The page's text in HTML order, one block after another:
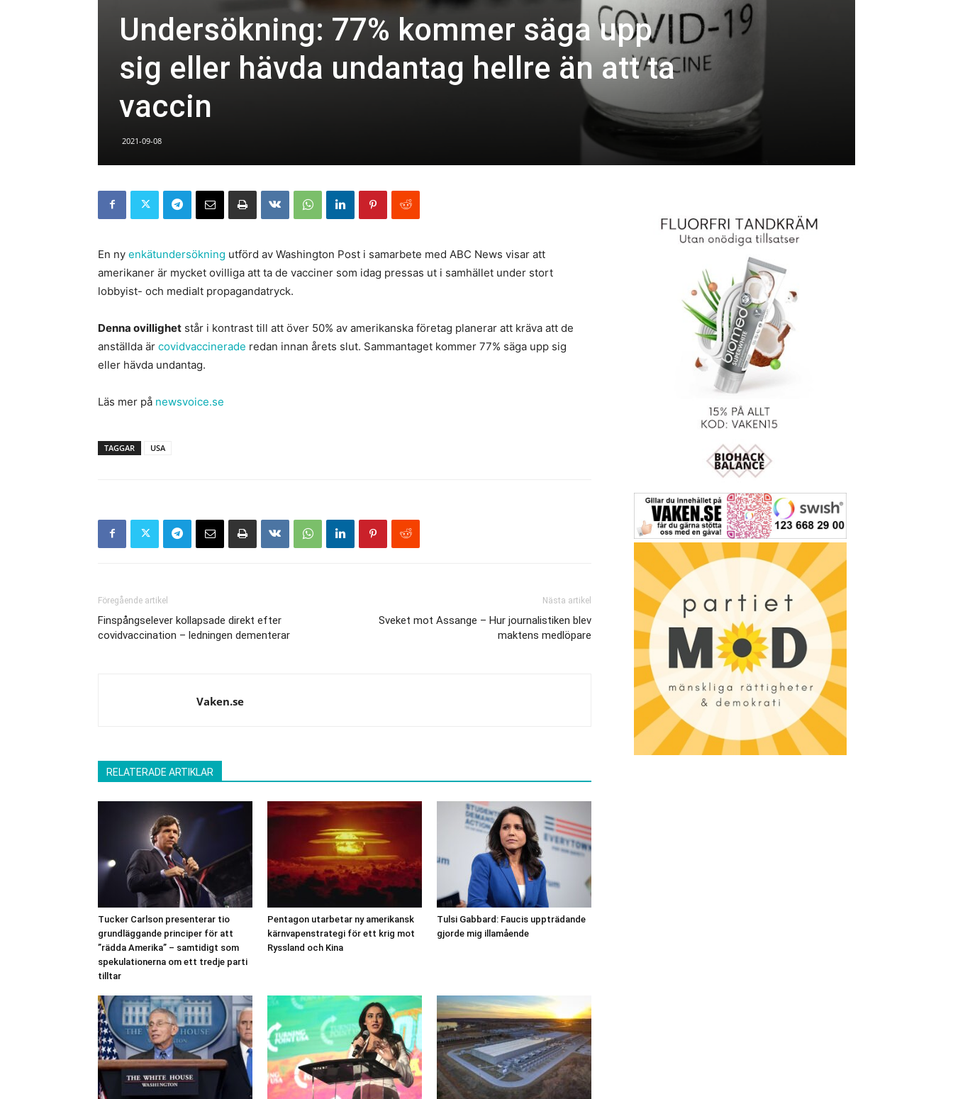
Undersökning: 77% kommer säga upp
sig eller hävda undantag hellre än att ta
vaccin
2021-09-08
En ny enkätundersökning utförd av Washington Post i samarbete med ABC News visar att
amerikaner är mycket ovilliga att ta de vacciner som idag pressas ut i samhället under stort
lobbyist- och medialt propagandatryck.
Denna ovillighet står i kontrast till att över 50% av amerikanska företag planerar att kräva att de
anställda är covidvaccinerade redan innan årets slut. Sammantaget kommer 77% säga upp sig
eller hävda undantag.
Läs mer på newsvoice.se
TAGGAR USA
Föregående artikel
Finspångselever kollapsade direkt efter
covidvaccination – ledningen dementerar
Nästa artikel
Sveket mot Assange – Hur journalistiken blev
maktens medlöpare
Vaken.se
RELATERADE ARTIKLAR
Tucker Carlson presenterar tio
grundläggande principer för att
”rädda Amerika” – samtidigt som
spekulationerna om ett tredje parti
tilltar
Pentagon utarbetar ny amerikansk
kärnvapenstrategi för ett krig mot
Ryssland och Kina
Tulsi Gabbard: Faucis uppträdande
gjorde mig illamående